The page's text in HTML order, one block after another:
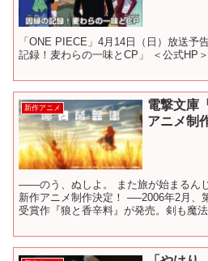
「ONE PIECE」4月14日（日）放送予
記録！麦わらの一味とCP」 ＜公式HP＞
新作アニメ
電撃文庫
アニメ制
――のう、ぬしよ。 また旅が始まるん
新作アニメ制作決定！ ──2006年2月、
受賞作『狼と香辛料』が発売。剣も魔